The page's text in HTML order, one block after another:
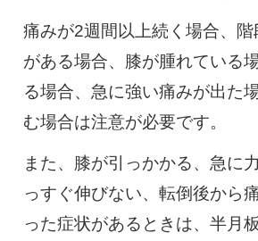
痛みが2週間以上続く場合、
がある場合、膝が腫れている
る場合、急に強い痛みが出た
む場合は注意が必要です。
また、膝が引っかかる、急に
っすぐ伸びない、転倒後から
った症状があるときは、半月